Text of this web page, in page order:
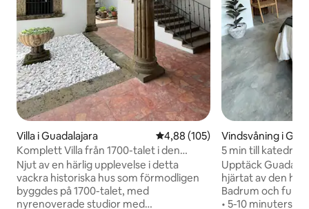
Villa i Guadalajara 4,88 av 5 i genomsnittligt
4,88 (105)
Komplett Villa från 1700-talet i den
historiska stadskärnan
Njut av en härlig upplevelse i detta
vackra historiska hus som förmodligen
byggdes på 1700-talet, med
nyrenoverade studior med
Vindsvåning i
5 min till
– Tvättmaskin
Upptäck
hjärtat av den
Badrum och fullt
• 5-10 minuters promenad till